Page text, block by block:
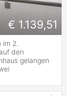
€ 1.139,51
im 2.
den
gelangen